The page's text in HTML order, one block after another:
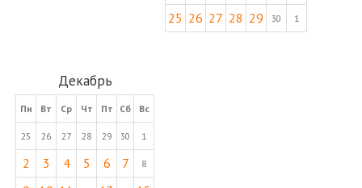
25 26 27 28 29 30 1
Декабрь
Пн Вт Ср Чт Пт Сб Вс
25 26 27 28 29 30 1
2 3 4 5 6 7 8